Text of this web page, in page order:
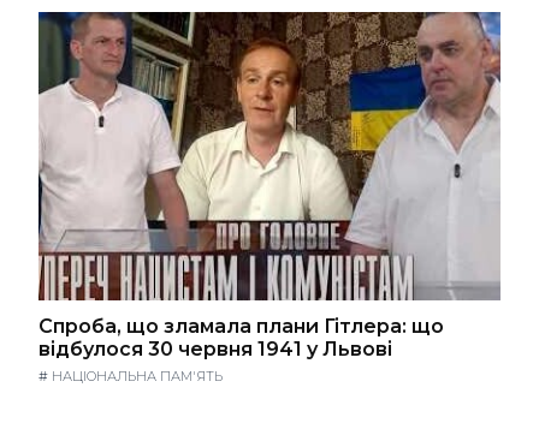
Спроба, що зламала плани Гітлера: що
відбулося 30 червня 1941 у Львові
# НАЦІОНАЛЬНА ПАМ'ЯТЬ